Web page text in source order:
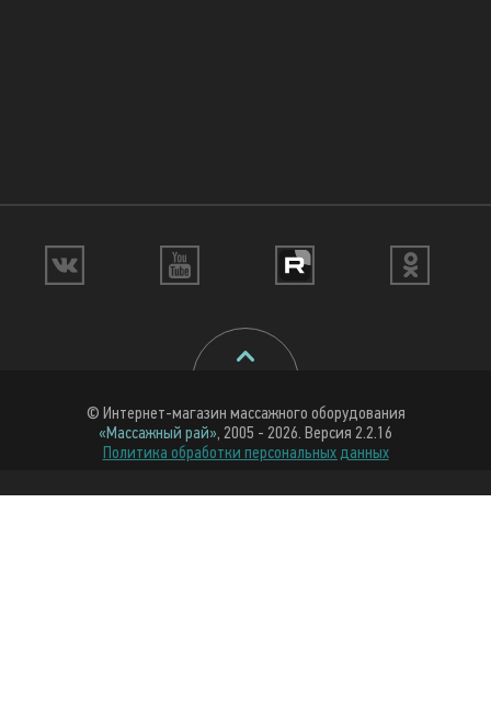
© Интернет-магазин массажного оборудования
«Массажный рай», 2005 - 2026. Версия 2.2.16
Политика обработки персональных данных